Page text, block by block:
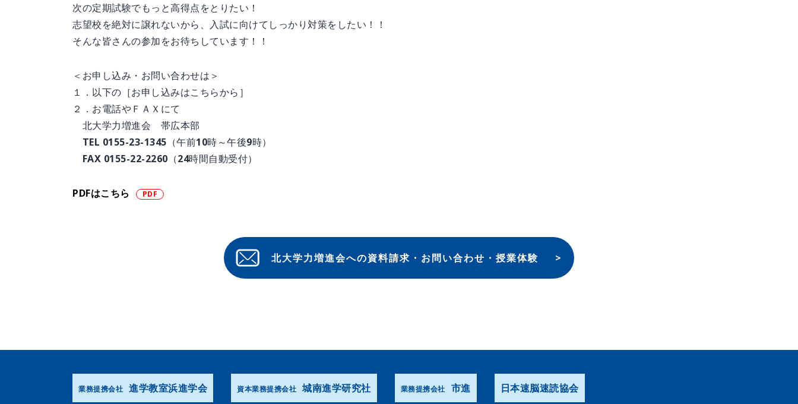
次の定期試験でもっと高得点をとりたい！
志望校を絶対に譲れないから、入試に向けてしっかり対策をしたい！！
そんな皆さんの参加をお待ちしています！！
＜お申し込み・お問い合わせは＞
１．以下の［お申し込みはこちらから］
２．お電話やＦＡＸにて
北大学力増進会 帯広本部
TEL 0155-23-1345（午前10時～午後9時）
FAX 0155-22-2260（24時間自動受付）
PDFはこちら
北大学力増進会への資料請求・お問い合わせ・授業体験
業務提携会社 進学教室浜進学会 資本業務提携会社 城南進学研究社 業務提携会社 市進 日本速脳速読協会